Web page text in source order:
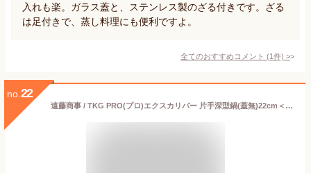
入れも楽。ガラス蓋と、ステンレス製のざる付きです。ざる
は足付きで、蒸し料理にも便利ですよ。
全てのおすすめコメント (1件) >
no. 22
遠藤商事 / TKG PRO(プロ)エクスカリバー 片手深型鍋(蓋無)22cm＜br＞【片手鍋 IH IH対応】【ECJ】